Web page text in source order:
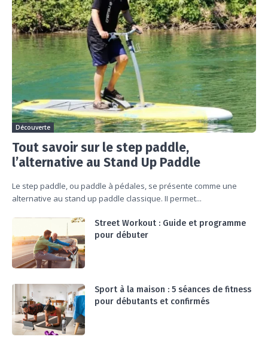
Découverte
Tout savoir sur le step paddle,
l’alternative au Stand Up Paddle
Le step paddle, ou paddle à pédales, se présente comme une
alternative au stand up paddle classique. II permet...
Street Workout : Guide et programme
pour débuter
Sport à la maison : 5 séances de fitness
pour débutants et confirmés